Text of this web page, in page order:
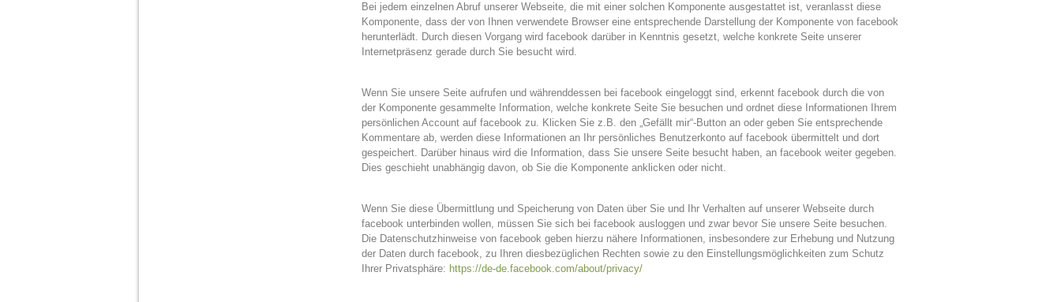
Bei jedem einzelnen Abruf unserer Webseite, die mit einer solchen Komponente ausgestattet ist, veranlasst diese
Komponente, dass der von Ihnen verwendete Browser eine entsprechende Darstellung der Komponente von facebook
herunterlädt. Durch diesen Vorgang wird facebook darüber in Kenntnis gesetzt, welche konkrete Seite unserer
Internetpräsenz gerade durch Sie besucht wird.
Wenn Sie unsere Seite aufrufen und währenddessen bei facebook eingeloggt sind, erkennt facebook durch die von
der Komponente gesammelte Information, welche konkrete Seite Sie besuchen und ordnet diese Informationen Ihrem
persönlichen Account auf facebook zu. Klicken Sie z.B. den „Gefällt mir“-Button an oder geben Sie entsprechende
Kommentare ab, werden diese Informationen an Ihr persönliches Benutzerkonto auf facebook übermittelt und dort
gespeichert. Darüber hinaus wird die Information, dass Sie unsere Seite besucht haben, an facebook weiter gegeben.
Dies geschieht unabhängig davon, ob Sie die Komponente anklicken oder nicht.
Wenn Sie diese Übermittlung und Speicherung von Daten über Sie und Ihr Verhalten auf unserer Webseite durch
facebook unterbinden wollen, müssen Sie sich bei facebook ausloggen und zwar bevor Sie unsere Seite besuchen.
Die Datenschutzhinweise von facebook geben hierzu nähere Informationen, insbesondere zur Erhebung und Nutzung
der Daten durch facebook, zu Ihren diesbezüglichen Rechten sowie zu den Einstellungsmöglichkeiten zum Schutz
Ihrer Privatsphäre: https://de-de.facebook.com/about/privacy/